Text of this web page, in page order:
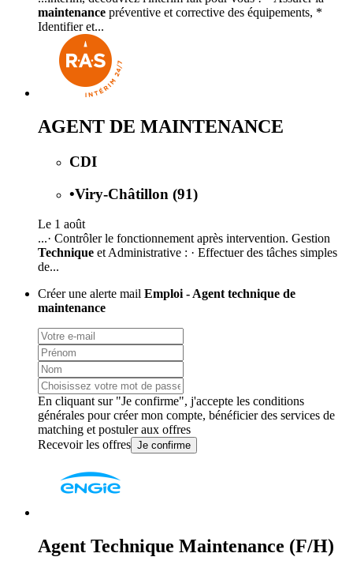
maintenance préventive et corrective des équipements, *
Identifier et...
AGENT DE MAINTENANCE
CDI
•Viry-Châtillon (91)
Le 1 août
...· Contrôler le fonctionnement après intervention. Gestion
Technique et Administrative : · Effectuer des tâches simples
de...
Créer une alerte mail Emploi - Agent technique de
maintenance
En cliquant sur "Je confirme", j'accepte les conditions
générales pour créer mon compte, bénéficier des services de
matching et postuler aux offres
Recevoir les offres Je confirme
Agent Technique Maintenance (F/H)